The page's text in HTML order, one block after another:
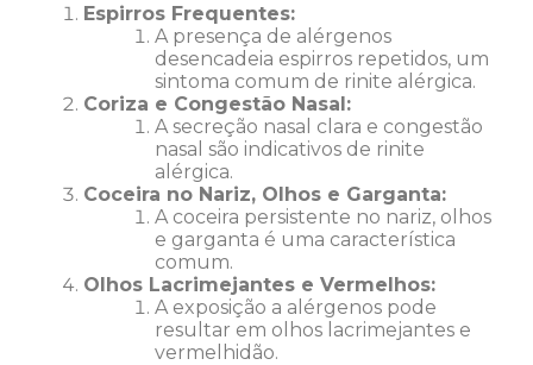
Espirros Frequentes:
A presença de alérgenos
desencadeia espirros repetidos, um
sintoma comum de rinite alérgica.
Coriza e Congestão Nasal:
A secreção nasal clara e congestão
nasal são indicativos de rinite
alérgica.
Coceira no Nariz, Olhos e Garganta:
A coceira persistente no nariz, olhos
e garganta é uma característica
comum.
Olhos Lacrimejantes e Vermelhos:
A exposição a alérgenos pode
resultar em olhos lacrimejantes e
vermelhidão.